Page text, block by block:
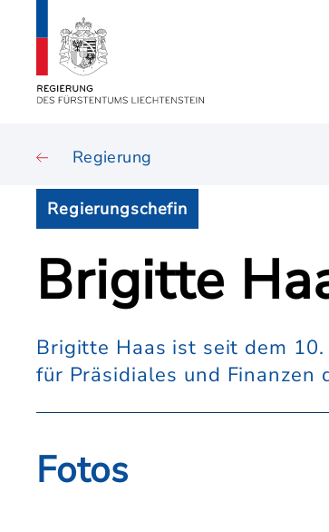
Regierung
Regierungschefin
Brigitte
Brigitte Haas ist seit dem
für Präsidiales und Finanzen
Fotos